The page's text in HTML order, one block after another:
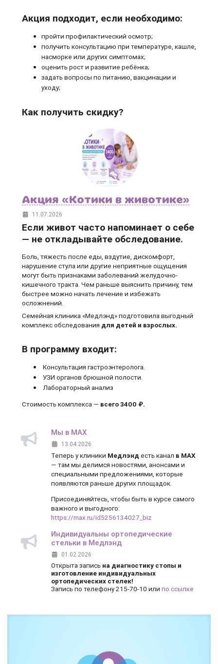
Акция подходит, если необходимо:
пройти профилактический осмотр;
получить консультацию при температуре, кашле,
насморке или других симптомах;
оценить рост и развитие ребёнка;
задать вопросы по питанию, вакцинации и
уходу;
Как получить скидку?
Акция «Котики в животике»
11.07.2026
Если живот часто напоминает о себе
— не откладывайте обследование.
Боль, тяжесть после еды, вздутие, дискомфорт,
нарушение стула или другие неприятные ощущения
могут быть признаками заболеваний желудочно-
кишечного тракта. Чем раньше выяснить причину, тем
быстрее можно начать лечение и избежать
осложнений.
Семейная клиника «Медлэнд» подготовила выгодный
комплекс обследования для детей и взрослых.
В программу входит:
Консультация гастроэнтеролога.
УЗИ органов брюшной полости.
Лабораторный анализ
Стоимость комплекса — всего 3400 ₽.
Мы в MAX
13.04.2026
Теперь у клиники Медлэнд есть канал в MAX
— там мы делимся новостями, анонсами и
специальными предложениями, которые
появляются раньше других площадок.
Присоединяйтесь, чтобы быть в курсе самого
важного и выгодного:
https://max.ru/id5256134027_biz
Индивидуальны ортопедические
стельки в Медлэнд
01.02.2026
Открыта запись на диагностику стопы и
изготовление индивидуальных
ортопедических стелек!
Запись по телефону 215-70-10 или по ссылке